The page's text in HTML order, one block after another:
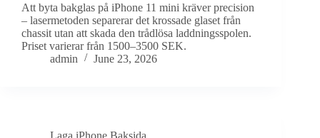
Att byta bakglas på iPhone 11 mini kräver precision
– lasermetoden separerar det krossade glaset från
chassit utan att skada den trådlösa laddningsspolen.
Priset varierar från 1500–3500 SEK.
admin
June 23, 2026
Laga iPhone Baksida